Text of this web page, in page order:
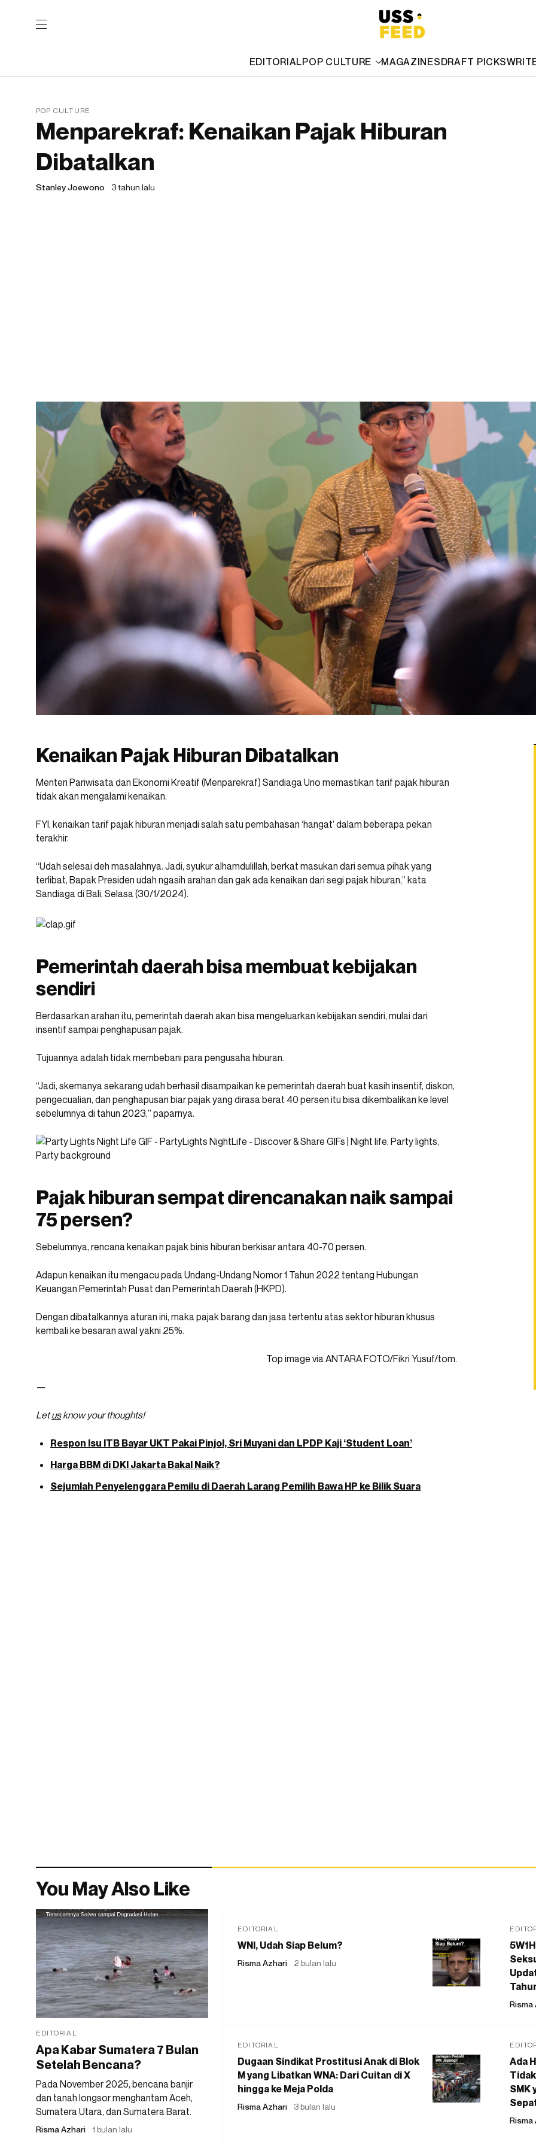
EDITORIALPOP CULTURE MAGAZINESDRAFT PICKS
POP CULTURE
Menparekraf: Kenaikan Pajak Hiburan
Dibatalkan
Stanley Joewono 3 tahun lalu
Kenaikan Pajak Hiburan Dibatalkan
Menteri Pariwisata dan Ekonomi Kreatif (Menparekraf) Sandiaga Uno memastikan tarif pajak hiburan
tidak akan mengalami kenaikan.
FYI, kenaikan tarif pajak hiburan menjadi salah satu pembahasan ‘hangat’ dalam beberapa pekan
terakhir.
“Udah selesai deh masalahnya. Jadi, syukur alhamdulillah, berkat masukan dari semua pihak yang
terlibat, Bapak Presiden udah ngasih arahan dan gak ada kenaikan dari segi pajak hiburan,” kata
Sandiaga di Bali, Selasa (30/1/2024).
Pemerintah daerah bisa membuat kebijakan
sendiri
Berdasarkan arahan itu, pemerintah daerah akan bisa mengeluarkan kebijakan sendiri, mulai dari
insentif sampai penghapusan pajak.
Tujuannya adalah tidak membebani para pengusaha hiburan.
“Jadi, skemanya sekarang udah berhasil disampaikan ke pemerintah daerah buat kasih insentif, diskon,
pengecualian, dan penghapusan biar pajak yang dirasa berat 40 persen itu bisa dikembalikan ke level
sebelumnya di tahun 2023,” paparnya.
Pajak hiburan sempat direncanakan naik sampai
75 persen?
Sebelumnya, rencana kenaikan pajak binis hiburan berkisar antara 40-70 persen.
Adapun kenaikan itu mengacu pada Undang-Undang Nomor 1 Tahun 2022 tentang Hubungan
Keuangan Pemerintah Pusat dan Pemerintah Daerah (HKPD).
Dengan dibatalkannya aturan ini, maka pajak barang dan jasa tertentu atas sektor hiburan khusus
kembali ke besaran awal yakni 25%.
Top image via ANTARA FOTO/Fikri Yusuf/tom.
—
Letusknow your thoughts!
Respon Isu ITB Bayar UKT Pakai Pinjol, Sri Muyani dan LPDP Kaji ‘Student Loan’
Harga BBM di DKI Jakarta Bakal Naik?
Sejumlah Penyelenggara Pemilu di Daerah Larang Pemilih Bawa HP ke Bilik Suara
You May Also Like
EDITORIAL
Apa Kabar Sumatera 7 Bulan
Setelah Bencana?
Pada November 2025, bencana banjir
dan tanah longsor menghantam Aceh,
Sumatera Utara, dan Sumatera Barat.
Risma Azhari 1 bulan lalu
EDITORIAL
WNI, Udah Siap Belum?
Risma Azhari 2 bulan lalu
Risma
EDITORIAL
Dugaan Sindikat Prostitusi Anak di Blok
M yang Libatkan WNA: Dari Cuitan di X
hingga ke Meja Polda
Risma Azhari 3 bulan lalu
Ada
SMK
Risma